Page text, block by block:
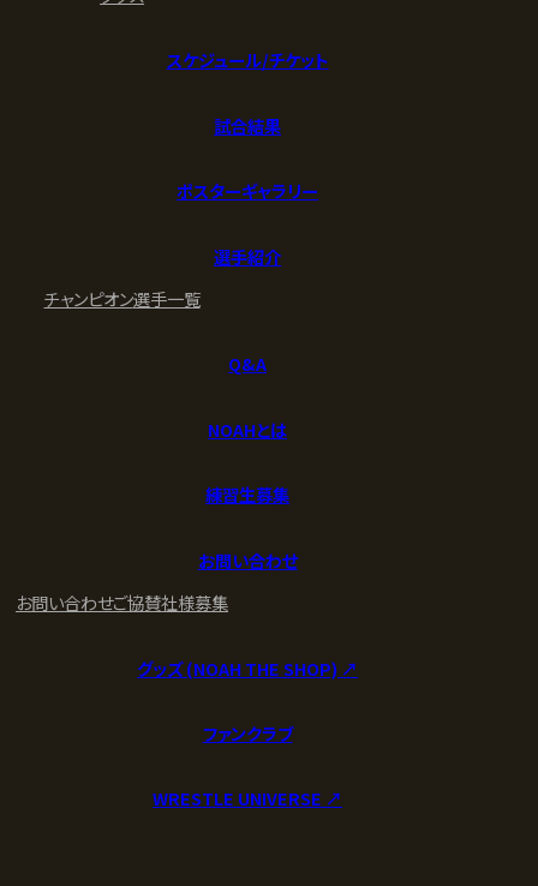
スケジュール/チケット
試合結果
ポスターギャラリー
選手紹介
チャンピオン選手一覧
Q&A
NOAHとは
練習生募集
お問い合わせ
お問い合わせご協賛社様募集
グッズ (NOAH THE SHOP) ↗︎
ファンクラブ
WRESTLE UNIVERSE ↗︎